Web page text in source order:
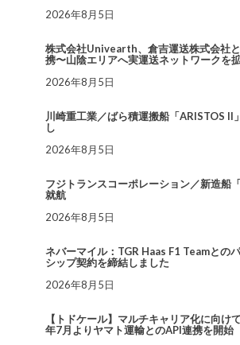
2026年8月5日
株式会社Univearth、倉吉運送株式会社
携〜山陰エリアへ実運送ネットワークを
2026年8月5日
川崎重工業／ばら積運搬船「ARISTOS II
し
2026年8月5日
フジトランスコーポレーション／新造船「
就航
2026年8月5日
ネバーマイル：TGR Haas F1 Teamとの
シップ契約を締結しました
2026年8月5日
【トドケール】マルチキャリア化に向け
年7月よりヤマト運輸とのAPI連携を開始